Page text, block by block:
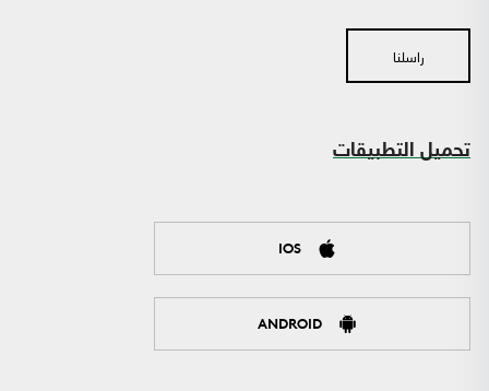
راسلنا
تحميل التطبيقات
IOS
ANDROID